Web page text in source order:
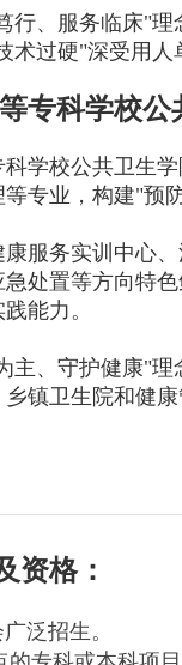
行、服务临床"
术过硬"深受用
专科学校公
学校公共卫生
专业，构建"预
服务实训中心
处置等方向特
践能力。
主、守护健康"
镇卫生院和健
资格：
泛招生。